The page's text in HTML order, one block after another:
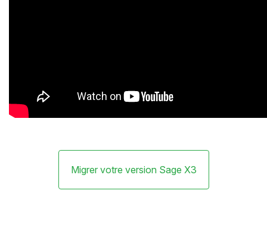
Migrer votre version Sage X3